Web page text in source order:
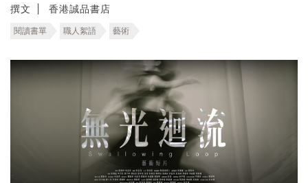
撰文 香港誠品書店
閱讀書單 職人絮語 藝術